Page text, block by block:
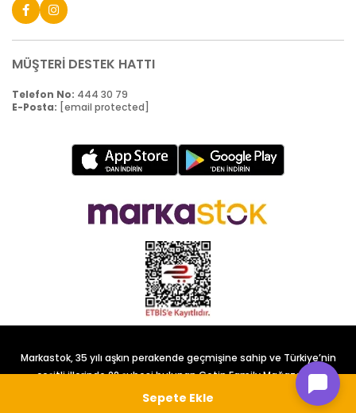
MÜŞTERİ DESTEK HATTI
Telefon No: 444 30 79
E-Posta: [email protected]
Markastok, 35 yılı aşkın perakende geçmişine sahip ve Türkiye’nin
çeşitli illerinde 22 şubesi bulunan Çetin Family Mağazacılık
tarafından kurulmuştur.